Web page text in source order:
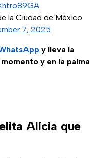
la Ciudad de México
7, 2025
y lleva la
y en la palma
Alicia que